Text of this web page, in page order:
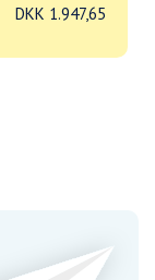
DKK 1.947,65